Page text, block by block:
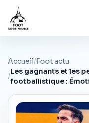
Accueil/Foot actu
/
Les gagnants et les
footballistique :